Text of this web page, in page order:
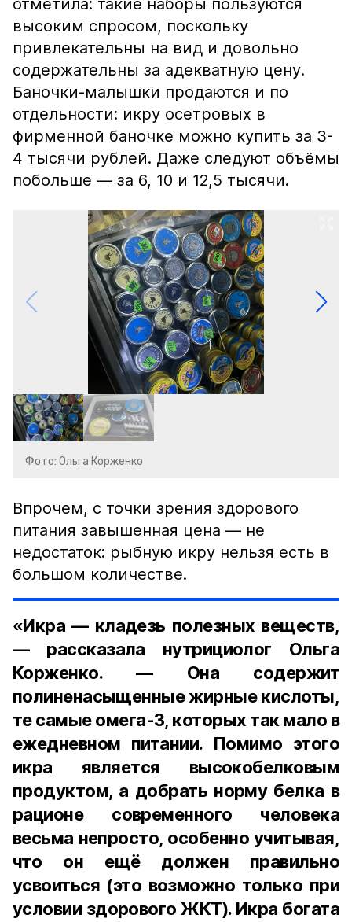
отметила: такие наборы пользуются
высоким спросом, поскольку
привлекательны на вид и довольно
содержательны за адекватную цену.
Баночки-малышки продаются и по
отдельности: икру осетровых в
фирменной баночке можно купить за 3-
4 тысячи рублей. Даже следуют объёмы
побольше — за 6, 10 и 12,5 тысячи.
Фото: Ольга Корженко
Впрочем, с точки зрения здорового
питания завышенная цена — не
недостаток: рыбную икру нельзя есть в
большом количестве.
«Икра — кладезь полезных веществ,
— рассказала нутрициолог Ольга
Корженко. — Она содержит
полиненасыщенные жирные кислоты,
те самые омега-3, которых так мало в
ежедневном питании. Помимо этого
икра является высокобелковым
продуктом, а добрать норму белка в
рационе современного человека
весьма непросто, особенно учитывая,
что он ещё должен правильно
усвоиться (это возможно только при
условии здорового ЖКТ). Икра богата